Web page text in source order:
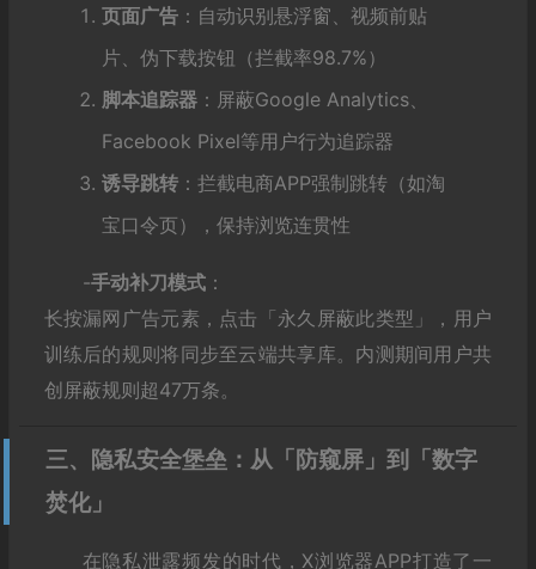
页面广告‌：自动识别悬浮窗、视频前贴
片、伪下载按钮（拦截率98.7%）
脚本追踪器‌：屏蔽Google Analytics、
Facebook Pixel等用户行为追踪器
诱导跳转‌：拦截电商APP强制跳转（如淘
宝口令页），保持浏览连贯性
-‌手动补刀模式‌：
长按漏网广告元素，点击「永久屏蔽此类型」，用户
训练后的规则将同步至云端共享库。内测期间用户共
创屏蔽规则超47万条。
三、隐私安全堡垒：从「防窥屏」到「数字
焚化」
在隐私泄露频发的时代，X浏览器APP打造了一